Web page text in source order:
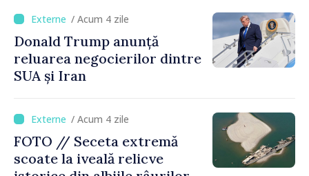
acoperit în proporție de
până la 44%/ Acum 4 zile
Donald Trump anunță
reluarea negocierilor dintre
SUA și Iran
/ Acum 4 zile
FOTO // Seceta extremă
scoate la iveală relicve